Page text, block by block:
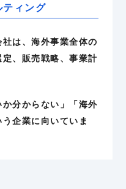
ィング
は、海外事業全体の
、販売戦略、事業計
分からない」「海外
企業に向いていま